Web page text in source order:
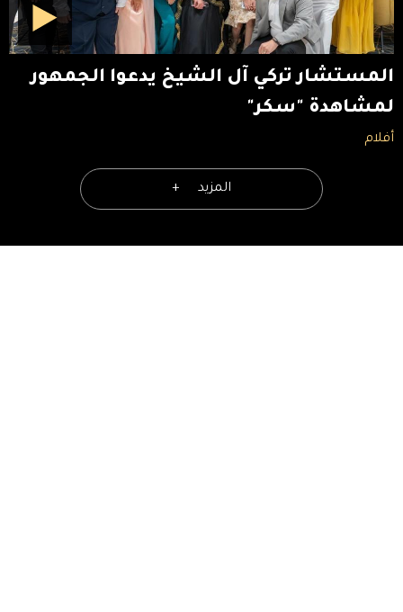
المستشار تركي آل الشيخ يدعوا الجمهور
لمشاهدة "سكر"
أفلام
المزيد